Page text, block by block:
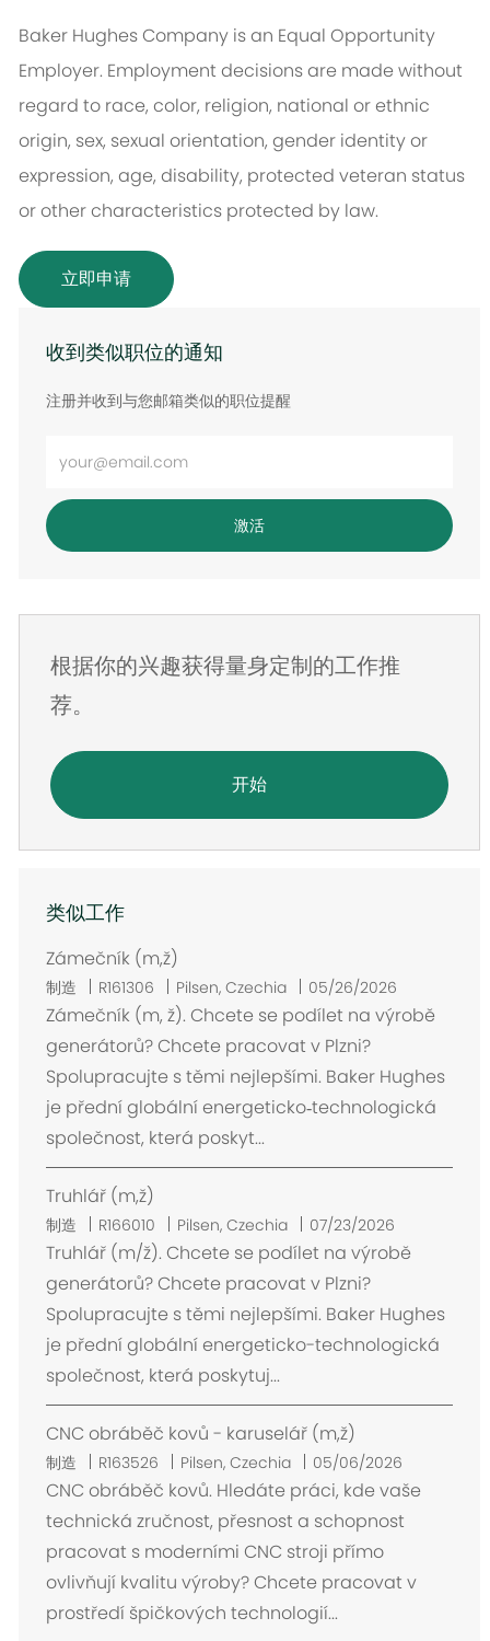
Baker Hughes Company is an Equal Opportunity
Employer. Employment decisions are made without
regard to race, color, religion, national or ethnic
origin, sex, sexual orientation, gender identity or
expression, age, disability, protected veteran status
or other characteristics protected by law.
立即申请
收到类似职位的通知
注册并收到与您邮箱类似的职位提醒
入
电
子
址
激活
根据你的兴趣获得量身定制的工作推
荐。
开始
类似工作
Zámečník (m,ž)
制造 R161306
位
置
Pilsen, Czechia 05/26/2026
Zámečník (m, ž). Chcete se podílet na výrobě
generátorů? Chcete pracovat v Plzni?
Spolupracujte s těmi nejlepšími. Baker Hughes
je přední globální energeticko‑technologická
společnost, která poskyt...
Truhlář (m,ž)
制造 R166010
位
置
Pilsen, Czechia 07/23/2026
Truhlář (m/ž). Chcete se podílet na výrobě
generátorů? Chcete pracovat v Plzni?
Spolupracujte s těmi nejlepšími. Baker Hughes
je přední globální energeticko-technologická
společnost, která poskytuj...
CNC obráběč kovů - karuselář (m,ž)
制造 R163526
位
置
Pilsen, Czechia 05/06/2026
CNC obráběč kovů. Hledáte práci, kde vaše
technická zručnost, přesnost a schopnost
pracovat s moderními CNC stroji přímo
ovlivňují kvalitu výroby? Chcete pracovat v
prostředí špičkových technologií...